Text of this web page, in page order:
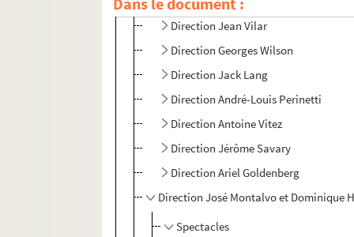
Direction Jean Vilar
Direction Georges Wilson
Direction Jack Lang
Direction André-Louis Perinetti
Direction Antoine Vitez
Direction Jérôme Savary
Direction Ariel Goldenberg
Direction José Montalvo et Dominique
Spectacles